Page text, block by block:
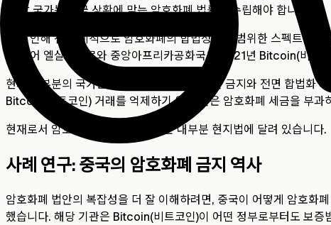
서 각 국가는 자국 상황에 맞는 암호화폐 법률을 수립해야 합니다.
이로 인해 전 세계적으로 암호화폐의 합법성은 광범위한 스펙트럼
를 들어 엘살바도르와 중앙아프리카공화국은 2021년 Bitcoin(비트
현재 대부분의 국가는 암호화폐에 대한 엄격한 금지와 전면 합법화
Bitcoin(비트코인) 거래를 억제하기 위해 높은 암호화폐 세금을 부
현재로서 암호화폐의 합법성 정도는 대부분 현지법에 달려 있습니다.
사례 연구: 중국의 암호화폐 금지 역사
암호화폐 법안의 복잡성을 더 잘 이해하려면, 중국이 어떻게 암호화
했습니다. 해당 기관은 Bitcoin(비트코인)이 어떤 정부로부터도 보증